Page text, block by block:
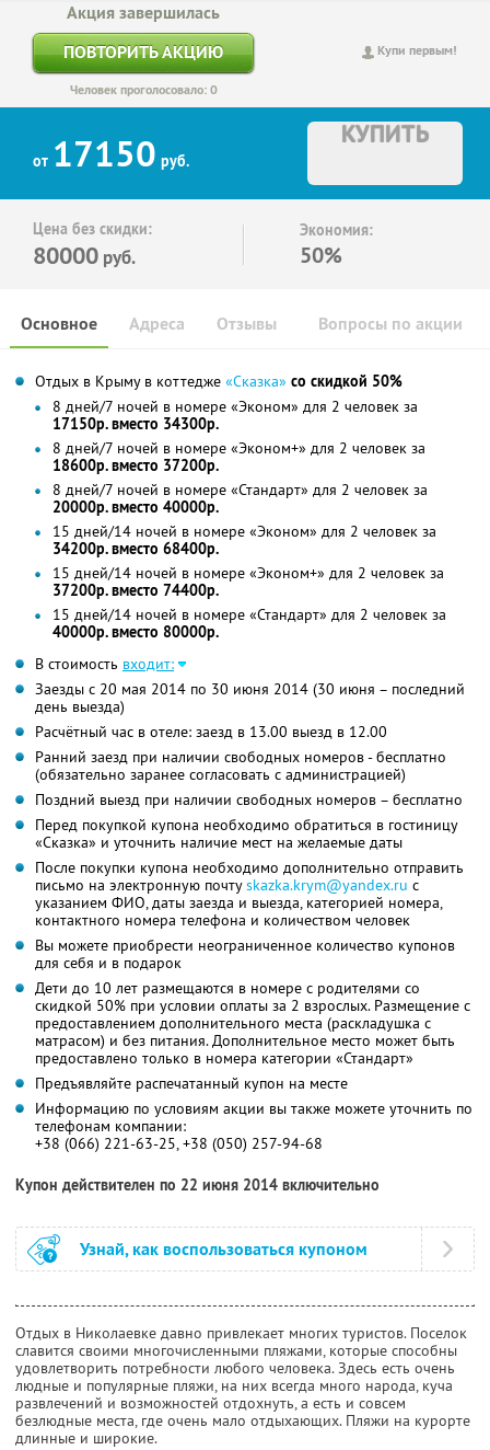
Купи первым!
Акция завершилась
ПОВТОРИТЬ АКЦИЮ
Человек проголосовало: 0
от 17150 руб.
КУПИТЬ
Цена без скидки:
80000 руб.
Экономия:
50%
Основное Отзывы Вопросы по акции
Адреса
Отдых в Крыму в коттедже «Сказка» со скидкой 50%
8 дней/7 ночей в номере «Эконом» для 2 человек за
17150р. вместо 34300р.
8 дней/7 ночей в номере «Эконом+» для 2 человек за
18600р. вместо 37200р.
8 дней/7 ночей в номере «Стандарт» для 2 человек за
20000р. вместо 40000р.
15 дней/14 ночей в номере «Эконом» для 2 человек за
34200р. вместо 68400р.
15 дней/14 ночей в номере «Эконом+» для 2 человек за
37200р. вместо 74400р.
15 дней/14 ночей в номере «Стандарт» для 2 человек за
40000р. вместо 80000р.
В стоимость входит:
Заезды с 20 мая 2014 по 30 июня 2014 (30 июня – последний
день выезда)
Расчётный час в отеле: заезд в 13.00 выезд в 12.00
Ранний заезд при наличии свободных номеров - бесплатно
(обязательно заранее согласовать с администрацией)
Поздний выезд при наличии свободных номеров – бесплатно
Перед покупкой купона необходимо обратиться в гостиницу
«Сказка» и уточнить наличие мест на желаемые даты
После покупки купона необходимо дополнительно отправить
письмо на электронную почтуskazka.krym@yandex.ru с
указанием ФИО, даты заезда и выезда, категорией номера,
контактного номера телефона и количеством человек
Вы можете приобрести неограниченное количество купонов
для себя и в подарок
Дети до 10 лет размещаются в номере с родителями со
скидкой 50% при условии оплаты за 2 взрослых. Размещение с
предоставлением дополнительного места (раскладушка с
матрасом) и без питания. Дополнительное место может быть
предоставлено только в номера категории «Стандарт»
Предъявляйте распечатанный купон на месте
Информацию по условиям акции вы также можете уточнить по
телефонам компании:
+38 (066) 221-63-25, +38 (050) 257-94-68
Купон действителен по 22 июня 2014 включительно
Узнай, как воспользоваться купоном
Отдых в Николаевке давно привлекает многих туристов. Поселок
славится своими многочисленными пляжами, которые способны
удовлетворить потребности любого человека. Здесь есть очень
людные и популярные пляжи, на них всегда много народа, куча
развлечений и возможностей отдохнуть, а есть и совсем
безлюдные места, где очень мало отдыхающих. Пляжи на курорте
длинные и широкие.